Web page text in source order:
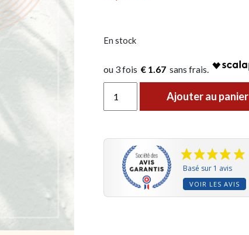
En stock
€ 1.67
Ajouter au panier
Basé sur 1 avis
VOIR LES AVIS